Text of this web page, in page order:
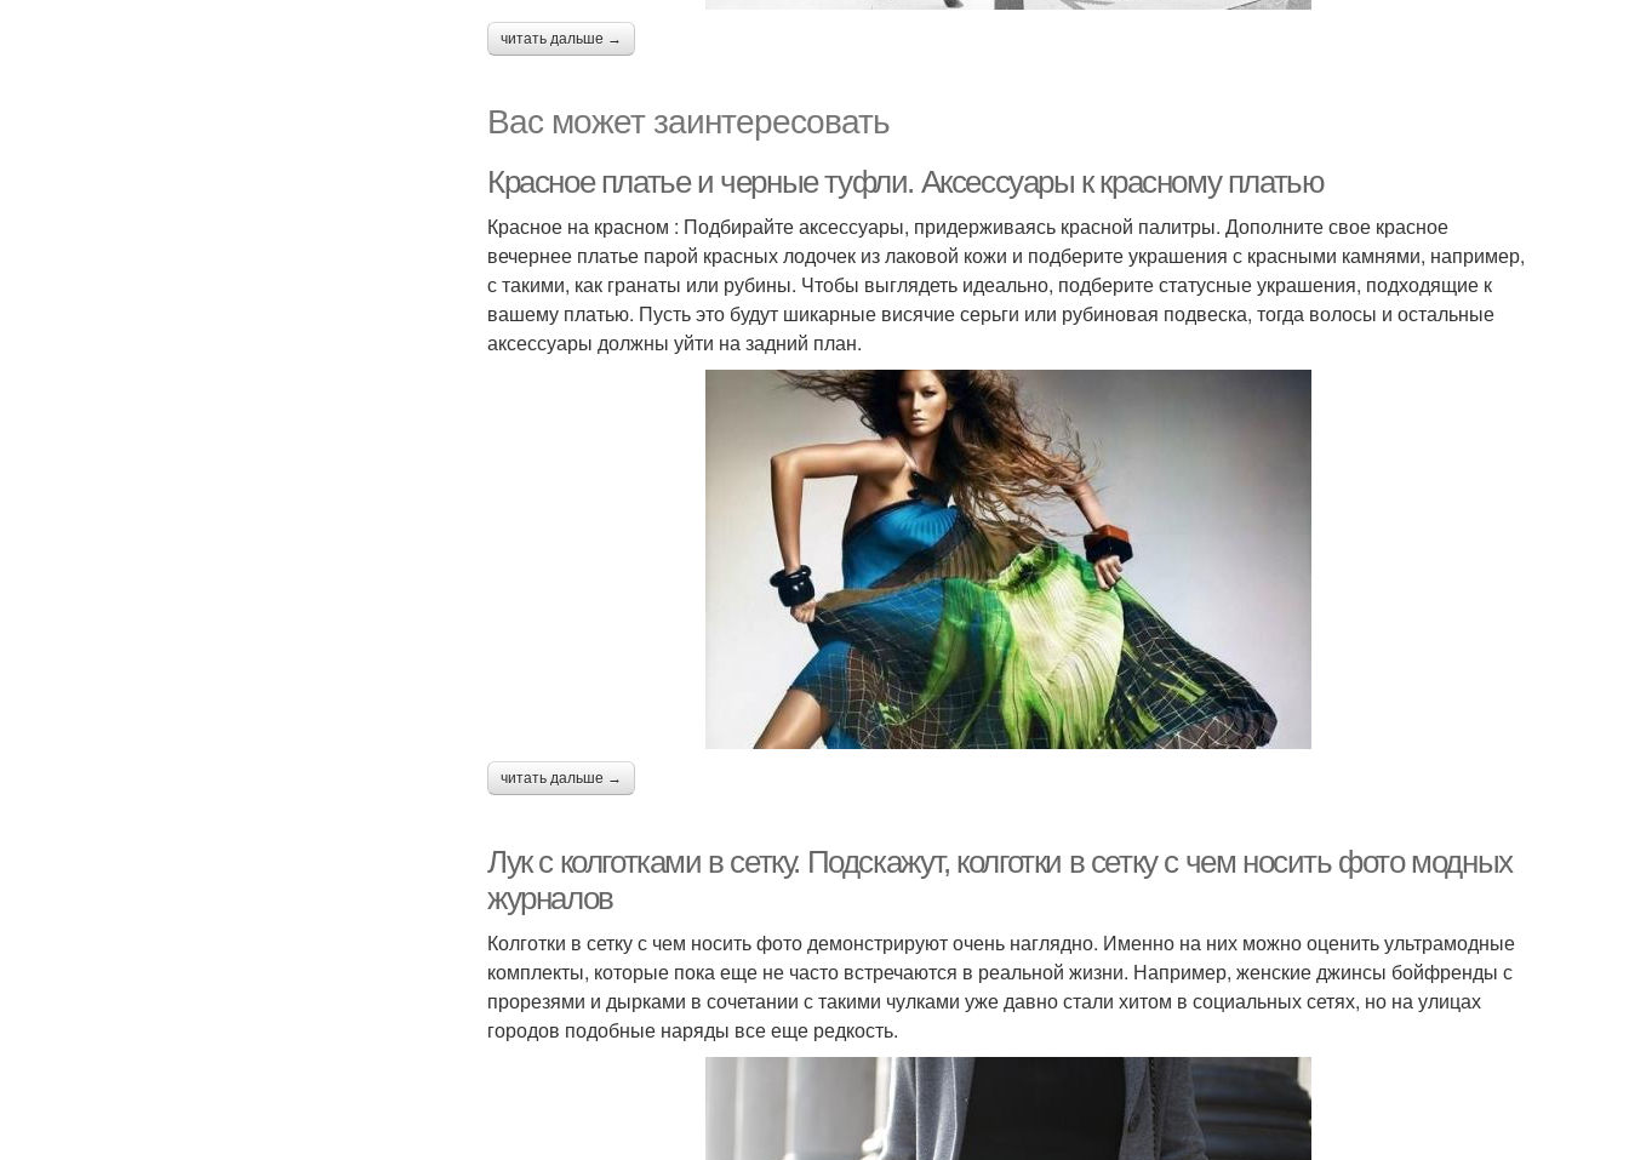
читать дальше →
Вас может заинтересовать
Красное платье и черные туфли. Аксессуары к красному платью
Красное на красном : Подбирайте аксессуары, придерживаясь красной палитры. Дополните свое красное
вечернее платье парой красных лодочек из лаковой кожи и подберите украшения с красными камнями, например,
с такими, как гранаты или рубины. Чтобы выглядеть идеально, подберите статусные украшения, подходящие к
вашему платью. Пусть это будут шикарные висячие серьги или рубиновая подвеска, тогда волосы и остальные
аксессуары должны уйти на задний план.
читать дальше →
Лук с колготками в сетку. Подскажут, колготки в сетку с чем носить фото модных
журналов
Колготки в сетку с чем носить фото демонстрируют очень наглядно. Именно на них можно оценить ультрамодные
комплекты, которые пока еще не часто встречаются в реальной жизни. Например, женские джинсы бойфренды с
прорезями и дырками в сочетании с такими чулками уже давно стали хитом в социальных сетях, но на улицах
городов подобные наряды все еще редкость.